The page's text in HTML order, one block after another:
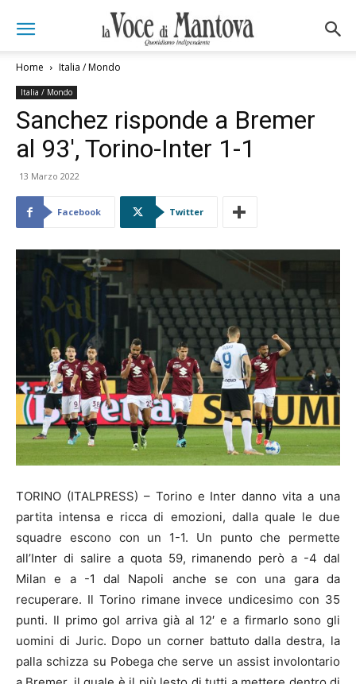
Home Italia / Mondo
Italia / Mondo
Sanchez risponde a Bremer
al 93′, Torino-Inter 1-1
13 Marzo 2022
Facebook Twitter
TORINO (ITALPRESS) – Torino e Inter danno vita a una
partita intensa e ricca di emozioni, dalla quale le due
squadre escono con un 1-1. Un punto che permette
all’Inter di salire a quota 59, rimanendo però a -4 dal
Milan e a -1 dal Napoli anche se con una gara da
recuperare. Il Torino rimane invece undicesimo con 35
punti. Il primo gol arriva già al 12′ e a firmarlo sono gli
uomini di Juric. Dopo un corner battuto dalla destra, la
palla schizza su Pobega che serve un assist involontario